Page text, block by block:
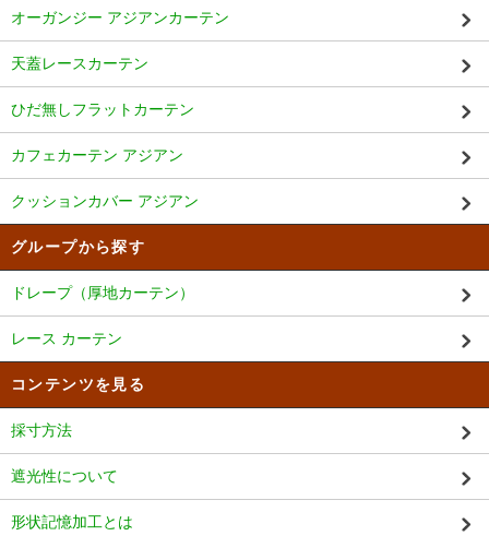
オーガンジー アジアンカーテン
天蓋レースカーテン
ひだ無しフラットカーテン
カフェカーテン アジアン
クッションカバー アジアン
グループから探す
ドレープ（厚地カーテン）
レース カーテン
コンテンツを見る
採寸方法
遮光性について
形状記憶加工とは